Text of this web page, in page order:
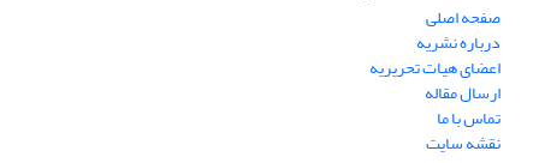
صفحه اصلی
درباره نشریه
اعضای هیات تحریریه
ارسال مقاله
تماس با ما
نقشه سایت